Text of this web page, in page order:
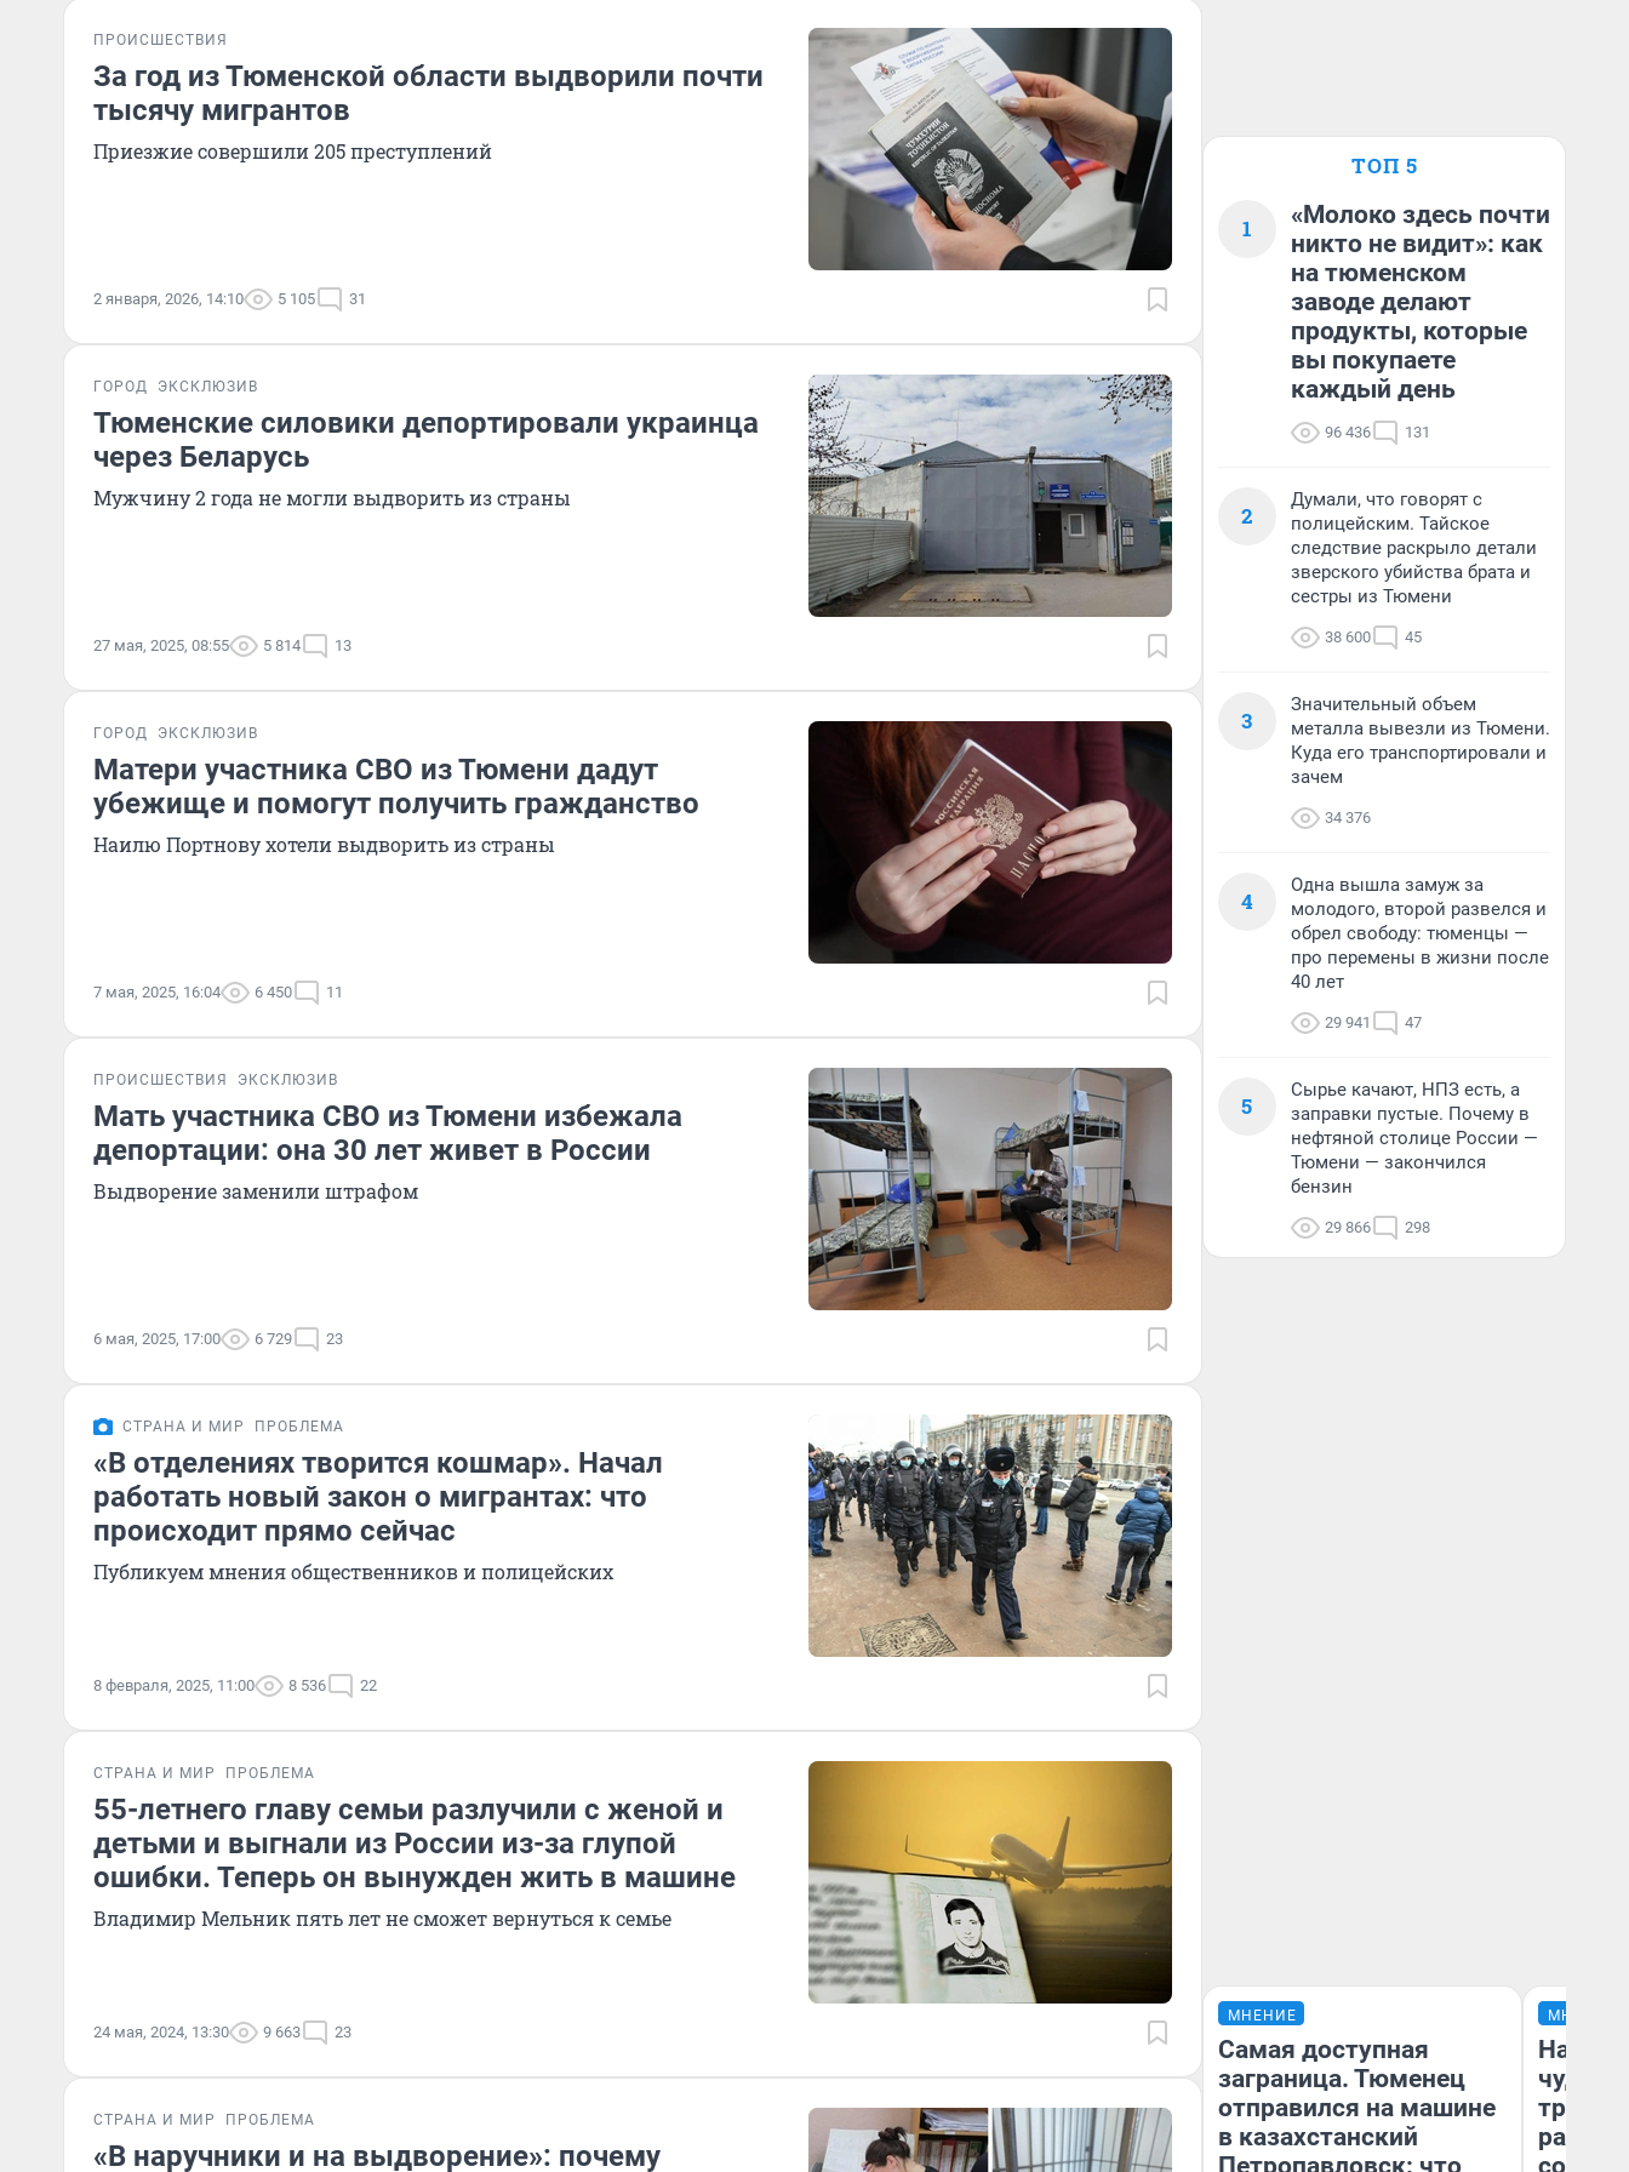
ПРОИСШЕСТВИЯ
За год из Тюменской области выдворили почти
тысячу мигрантов
Приезжие совершили 205 преступлений
2 января, 2026, 14:10 5 105 31
ГОРОД ЭКСКЛЮЗИВ
Тюменские силовики депортировали украинца
через Беларусь
Мужчину 2 года не могли выдворить из страны
27 мая, 2025, 08:55 5 814 13
ГОРОД ЭКСКЛЮЗИВ
Матери участника СВО из Тюмени дадут
убежище и помогут получить гражданство
Наилю Портнову хотели выдворить из страны
7 мая, 2025, 16:04 6 450 11
ПРОИСШЕСТВИЯ ЭКСКЛЮЗИВ
Мать участника СВО из Тюмени избежала
депортации: она 30 лет живет в России
Выдворение заменили штрафом
6 мая, 2025, 17:00 6 729 23
СТРАНА И МИР ПРОБЛЕМА
«В отделениях творится кошмар». Начал
работать новый закон о мигрантах: что
происходит прямо сейчас
Публикуем мнения общественников и полицейских
8 февраля, 2025, 11:00 8 536 22
СТРАНА И МИР ПРОБЛЕМА
55-летнего главу семьи разлучили с женой и
детьми и выгнали из России из-за глупой
ошибки. Теперь он вынужден жить в машине
Владимир Мельник пять лет не сможет вернуться к семье
24 мая, 2024, 13:30 9 663 23
СТРАНА И МИР ПРОБЛЕМА
«В наручники и на выдворение»: почему
ТОП 5
1
«Молоко здесь почти
никто не видит»: как
на тюменском
заводе делают
продукты, которые
вы покупаете
каждый день
96 436 131
2
Думали, что говорят с
полицейским. Тайское
следствие раскрыло детали
зверского убийства брата и
сестры из Тюмени
38 600 45
3
Значительный объем
металла вывезли из Тюмени.
Куда его транспортировали и
зачем
34 376
4
Одна вышла замуж за
молодого, второй развелся и
обрел свободу: тюменцы —
про перемены в жизни после
40 лет
29 941 47
5
Сырье качают, НПЗ есть, а
заправки пустые. Почему в
нефтяной столице России —
Тюмени — закончился
бензин
29 866 298
МНЕНИЕ
Самая доступная
заграница. Тюменец
отправился на машине
в казахстанский
Петропавловск: что
МНЕНИЕ
чудом